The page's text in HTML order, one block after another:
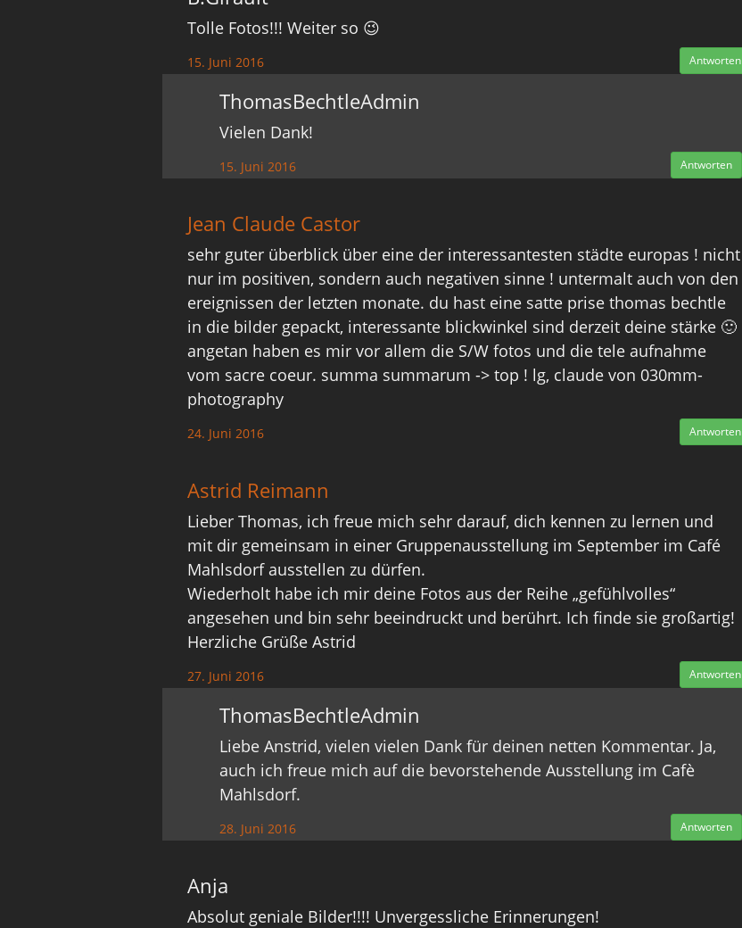
Tolle Fotos!!! Weiter so 😉
15. Juni 2016 Antworten
ThomasBechtleAdmin
Vielen Dank!
15. Juni 2016 Antworten
Jean Claude Castor
sehr guter überblick über eine der interessantesten städte europas ! nicht
nur im positiven, sondern auch negativen sinne ! untermalt auch von den
ereignissen der letzten monate. du hast eine satte prise thomas bechtle
in die bilder gepackt, interessante blickwinkel sind derzeit deine stärke 🙂
angetan haben es mir vor allem die S/W fotos und die tele aufnahme
vom sacre coeur. summa summarum -> top ! lg, claude von 030mm-
photography
24. Juni 2016 Antworten
Astrid Reimann
Lieber Thomas, ich freue mich sehr darauf, dich kennen zu lernen und
mit dir gemeinsam in einer Gruppenausstellung im September im Café
Mahlsdorf ausstellen zu dürfen.
Wiederholt habe ich mir deine Fotos aus der Reihe „gefühlvolles“
angesehen und bin sehr beeindruckt und berührt. Ich finde sie großartig!
Herzliche Grüße Astrid
27. Juni 2016 Antworten
ThomasBechtleAdmin
Liebe Anstrid, vielen vielen Dank für deinen netten Kommentar. Ja,
auch ich freue mich auf die bevorstehende Ausstellung im Cafè
Mahlsdorf.
28. Juni 2016 Antworten
Anja
Absolut geniale Bilder!!!! Unvergessliche Erinnerungen!